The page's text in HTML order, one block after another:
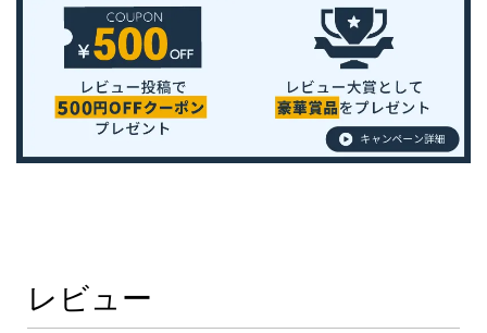
レビュー